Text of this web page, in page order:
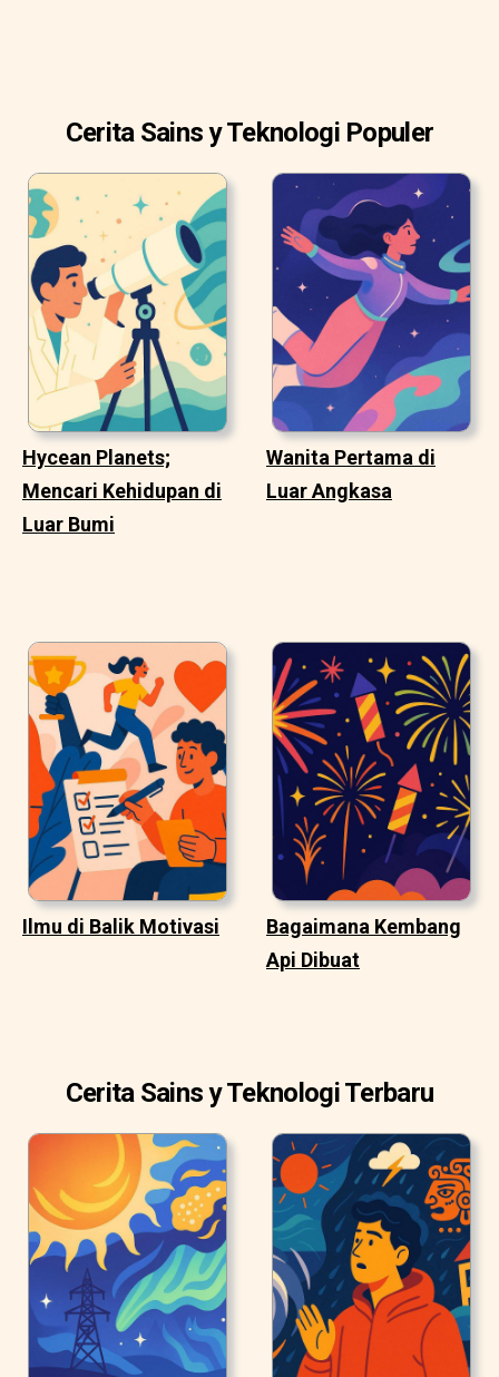
Cerita Sains y Teknologi Populer
Hycean Planets;
Mencari Kehidupan di
Luar Bumi
Wanita Pertama di
Luar Angkasa
Ilmu di Balik Motivasi
Bagaimana Kembang
Api Dibuat
Cerita Sains y Teknologi Terbaru